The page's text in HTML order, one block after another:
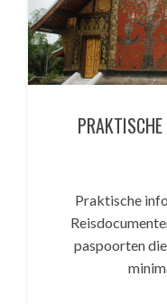
Praktische
paspoorten